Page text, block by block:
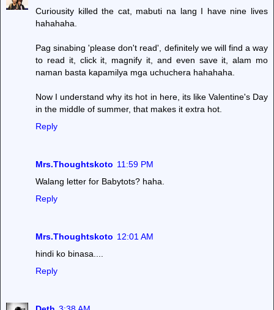
Curiousity killed the cat, mabuti na lang I have nine lives
hahahaha.
Pag sinabing 'please don't read', definitely we will find a way
to read it, click it, magnify it, and even save it, alam mo
naman basta kapamilya mga uchuchera hahahaha.
Now I understand why its hot in here, its like Valentine's Day
in the middle of summer, that makes it extra hot.
Reply
Mrs.Thoughtskoto 11:59 PM
Walang letter for Babytots? haha.
Reply
Mrs.Thoughtskoto 12:01 AM
hindi ko binasa....
Reply